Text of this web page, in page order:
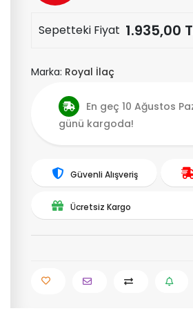
Sepetteki Fiyat 1.935,00
Marka: Royal İlaç
En geç 10 Ağustos
günü kargoda!
Güvenli Alışveriş
Ücretsiz Kargo